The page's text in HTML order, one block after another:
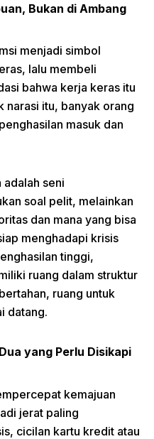
Bukan di Ambang
menjadi simbol
lalu membeli
bahwa kerja keras itu
narasi itu, banyak orang
masuk dan
seni
soal pelit, melainkan
dan mana yang bisa
menghadapi krisis
tinggi,
ruang dalam struktur
ruang untuk
datang.
yang Perlu Disikapi
kemajuan
jerat paling
cicilan kartu kredit atau